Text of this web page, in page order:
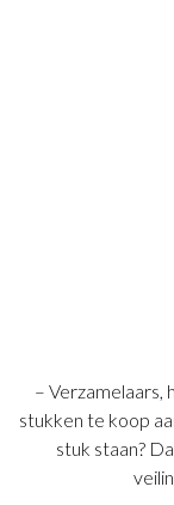
– Verzamelaars,
stukken te koop
stuk staan?